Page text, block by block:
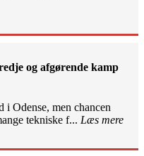
og afgørende kamp
i Odense, men chancen
tekniske f... Læs mere